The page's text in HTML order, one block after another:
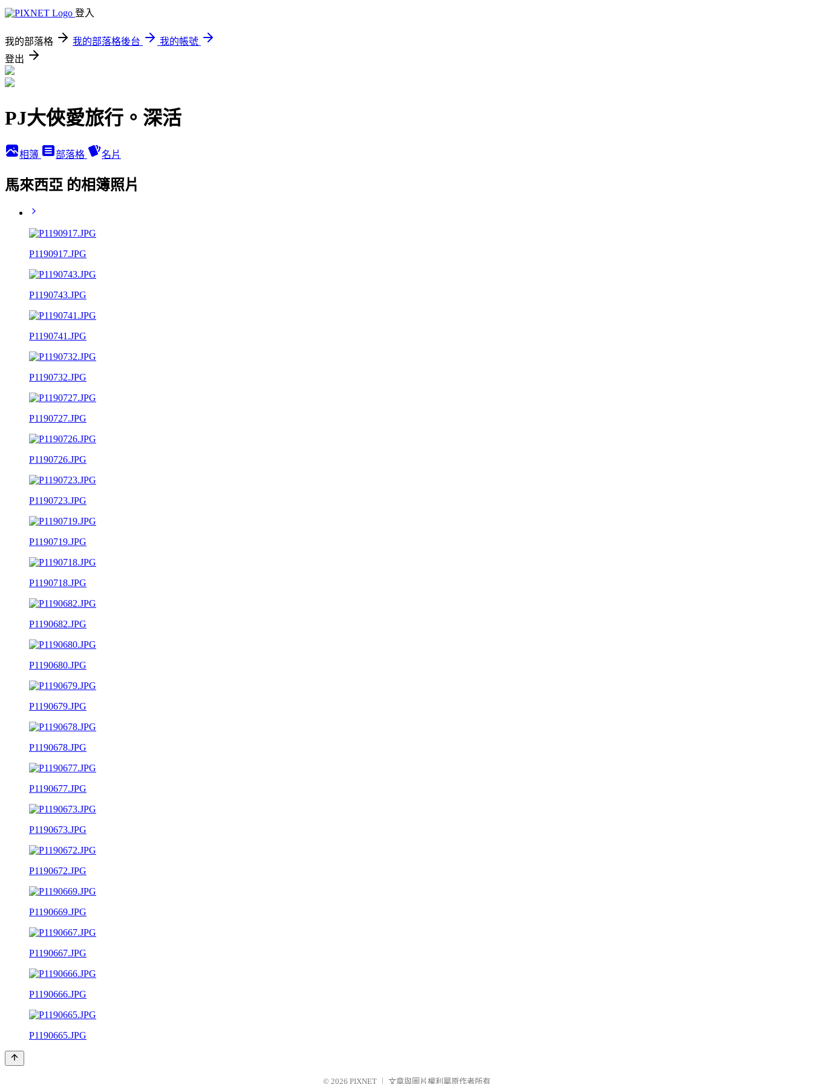
登入
我的部落格 我的部落格後台
我的帳號
登出
PJ大俠愛旅行。深活
相簿 部落格 名片
馬來西亞 的相簿照片
P1190917.JPG
P1190743.JPG
P1190741.JPG
P1190732.JPG
P1190727.JPG
P1190726.JPG
P1190723.JPG
P1190719.JPG
P1190718.JPG
P1190682.JPG
P1190680.JPG
P1190679.JPG
P1190678.JPG
P1190677.JPG
P1190673.JPG
P1190672.JPG
P1190669.JPG
P1190667.JPG
P1190666.JPG
P1190665.JPG
© 2026 PIXNET 文章與圖片權利屬原作者所有